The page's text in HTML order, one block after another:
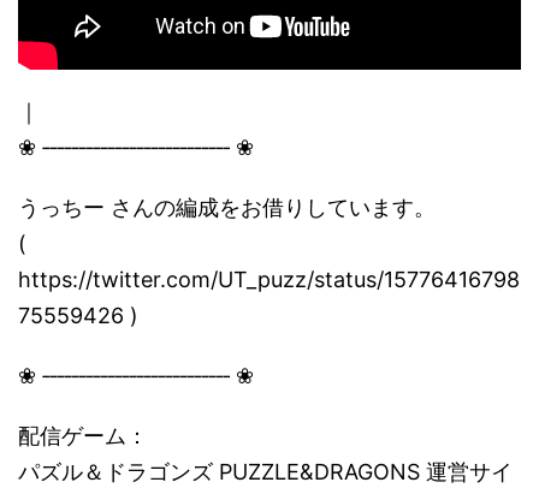
｜
❀ ‐‐‐‐‐‐‐‐‐‐‐‐‐‐‐‐‐‐‐‐‐‐‐‐‐‐ ❀
うっちー さんの編成をお借りしています。
(
https://twitter.com/UT_puzz/status/15776416798
75559426 )
❀ ‐‐‐‐‐‐‐‐‐‐‐‐‐‐‐‐‐‐‐‐‐‐‐‐‐‐ ❀
配信ゲーム：
パズル＆ドラゴンズ PUZZLE&DRAGONS 運営サイ